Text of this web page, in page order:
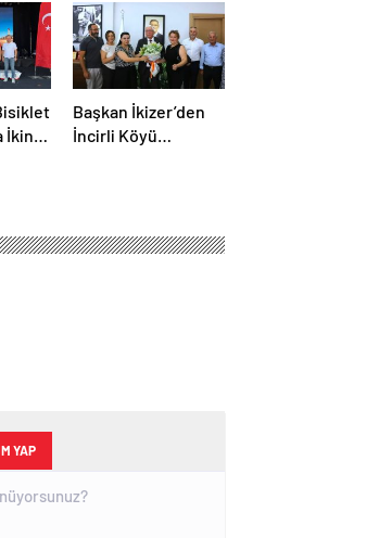
İkinci
Başkan İkizer’den
İncirli Köyü
YAP